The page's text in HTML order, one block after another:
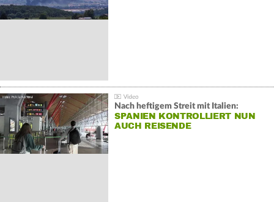
Nach heftigem Streit mit Italien:
SPANIEN KONTROLLIERT NUN
AUCH REISENDE